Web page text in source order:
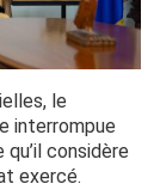
le
interrompue
considère
exercé.